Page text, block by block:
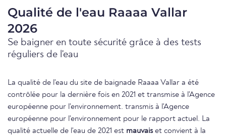
Qualité de l'eau Raaaa Vallar
2026
Se baigner en toute sécurité grâce à des tests
réguliers de l'eau
La qualité de l'eau du site de baignade Raaaa Vallar a été
contrôlée pour la dernière fois en 2021 et transmise à l'Agence
européenne pour l'environnement. transmis à l'Agence
européenne pour l'environnement pour le rapport actuel. La
qualité actuelle de l'eau de 2021 est mauvaiset convient à la